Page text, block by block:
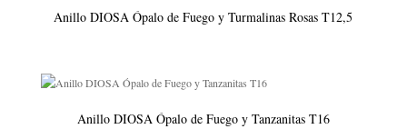
Anillo DIOSA Ópalo de Fuego y Turmalinas Rosas T12,5
Anillo DIOSA Ópalo de Fuego y Tanzanitas T16